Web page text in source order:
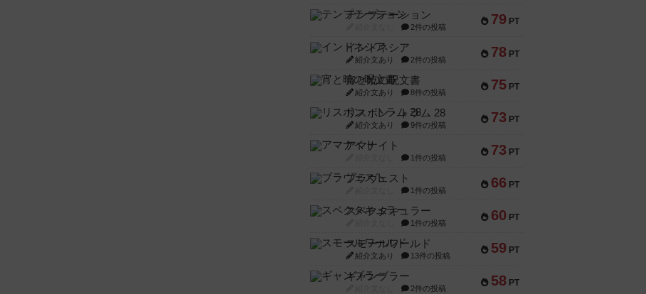
79 PT
テンプテーション
2件の投稿
78 PT
インドネシア
紹介文あり 2件の投稿
75 PT
宵と暁の呪文書
紹介文あり 8件の投稿
73 PT
リスボン・トラム 28
紹介文あり 9件の投稿
73 PT
アマナイト
1件の投稿
66 PT
ブラヴェスト
1件の投稿
60 PT
スペクタキュラー
1件の投稿
59 PT
スモールワールド
紹介文あり 13件の投稿
58 PT
ギャンブラー
2件の投稿